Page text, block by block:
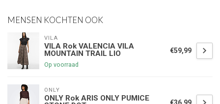
MENSEN KOCHTEN OOK
VILA
VILA Rok VALENCIA VILA
MOUNTAIN TRAIL LIO
Op voorraad
€59,99
ONLY
ONLY Rok ARIS ONLY PUMICE